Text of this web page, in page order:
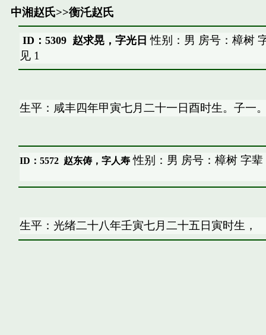
中湘赵氏>>衡汑赵氏
ID：5309 赵求晃，字光日 性别：男 房号：樟树
见 1
生平：咸丰四年甲寅七月二十一日酉时生。子一
ID：5572 赵东俦，字人寿性别：男 房号：樟树 字辈
生平：光绪二十八年壬寅七月二十五日寅时生，